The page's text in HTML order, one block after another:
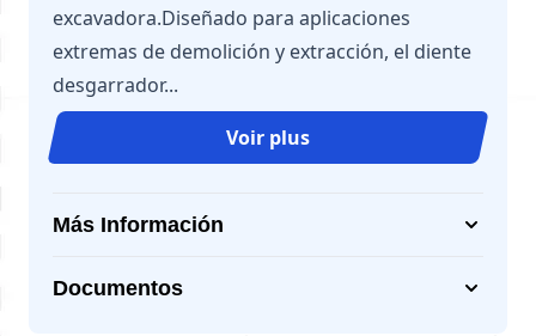
excavadora.Diseñado para aplicaciones
extremas de demolición y extracción, el diente
desgarrador...
Voir plus
Más Información
Documentos